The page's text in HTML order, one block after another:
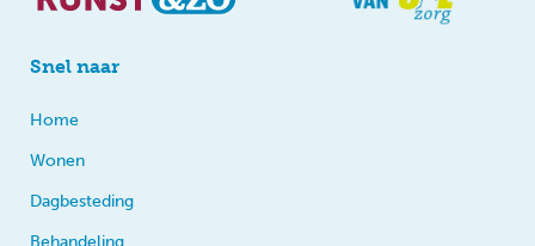
Snel naar
Home
Wonen
Dagbesteding